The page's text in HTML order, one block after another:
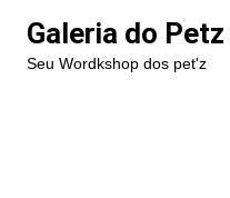
paraGaleria do Petz
Seu Wordkshop dos pet'z